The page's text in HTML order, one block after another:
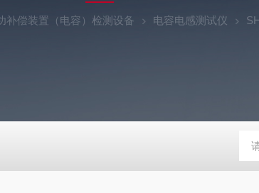
补偿装置（电容）检测设备 电容电感测试仪